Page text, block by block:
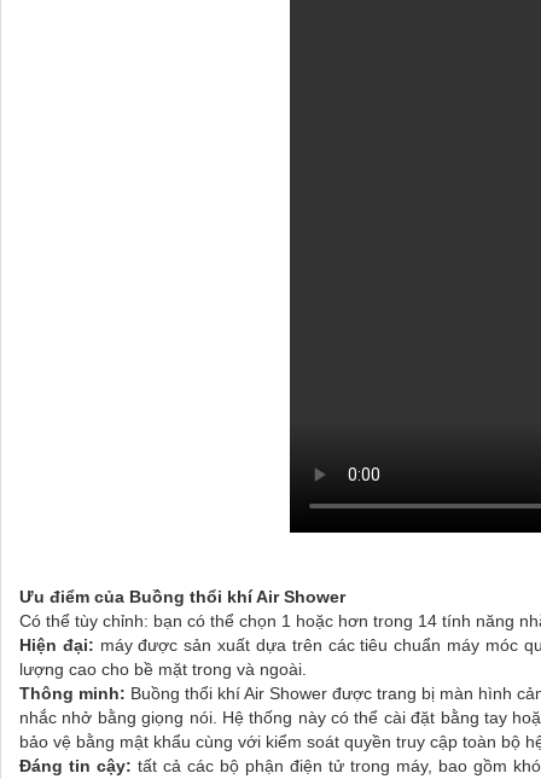
Ưu điểm của Buồng thổi khí Air Shower
Có thể tùy chỉnh: bạn có thể chọn 1 hoặc hơn trong 14 tính năng
Hiện đại: máy được sản xuất dựa trên các tiêu chuẩn máy móc
lượng cao cho bề mặt trong và ngoài.
Thông minh: Buồng thổi khí Air Shower được trang bị màn hình
nhắc nhở bằng giọng nói. Hệ thống này có thể cài đặt bằng tay
bảo vệ bằng mật khẩu cùng với kiểm soát quyền truy cập toàn bộ
Đáng tin cậy: tất cả các bộ phận điện tử trong máy, bao gồm